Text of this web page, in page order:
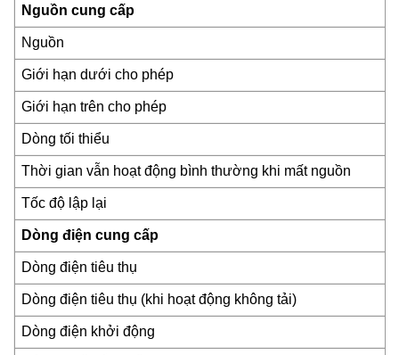
Nguồn cung cấp
Nguồn
Giới hạn dưới cho phép
Giới hạn trên cho phép
Dòng tối thiểu
Thời gian vẫn hoạt động bình thường khi mất nguồn
Tốc độ lập lại
Dòng điện cung cấp
Dòng điện tiêu thụ
Dòng điện tiêu thụ (khi hoạt động không tải)
Dòng điện khởi động